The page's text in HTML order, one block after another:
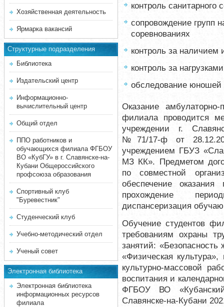
Хозяйственная деятельность
Ярмарка вакансий
Структурные подразделения
Библиотека
Издательский центр
Информационно-
вычислительный центр
Общий отдел
ППО работников и
обучающихся филиала ФГБОУ
ВО «КубГУ» в г. Славянске-на-
Кубани Общероссийского
профсоюза образования
Спортивный клуб
"Буревестник"
Студенческий клуб
Учебно-методический отдел
Ученый совет
Электронная библиотека
Электронная библиотека
информационных ресурсов
филиала
контроль санитарного
сопровождение групп
соревнованиях
контроль за наличием
контроль за
обследование юношей
Оказание
филиала проводится
учреждении г.
№71/17-ф от
учреждением ГБУЗ
МЗ КК». Предметом
по совместной
обеспечение
прохождение
диспансеризация
Обучение студентов
требованиям охраны
занятий: «Безопасность
«Физическая культура»,
культурно-массовой
воспитания и
ФГБОУ ВО «Кубанский
Славянске-на-Кубани